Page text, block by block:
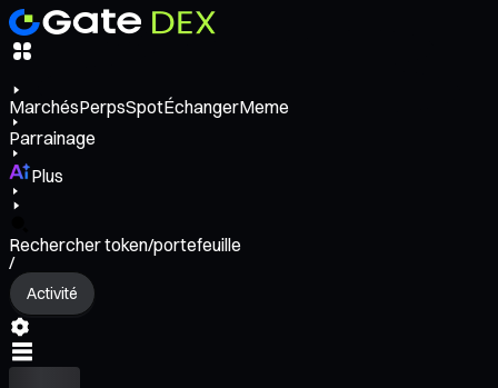
MarchésPerpsSpotÉchangerMeme
Parrainage
Plus
Rechercher token/portefeuille
/
Activité